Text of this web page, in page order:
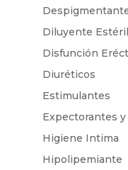
Diluyente Estéril
Disfunción
Diuréticos
Estimulantes
Expectorantes
Higiene Intima
Hipolipemiante